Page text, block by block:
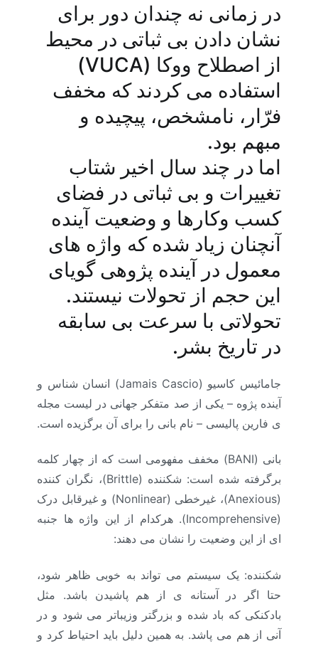
در زمانی نه چندان دور برای
نشان دادن بی ثباتی در محیط
از اصطلاح ووکا (VUCA)
استفاده می کردند که مخفف
فرّار، نامشخص، پیچیده و
مبهم بود.
اما در چند سال اخیر شتاب
تغییرات و بی ثباتی در فضای
کسب وکارها و وضعیت آینده
آنچنان زیاد شده که واژه های
معمول در آینده پژوهی گویای
این حجم از تحولات نیستند.
تحولاتی با سرعت بی سابقه
در تاریخ بشر.
جامائیس کاسیو (Jamais Cascio) انسان شناس و
آینده پژوه – یکی از صد متفکر جهانی در لیست مجله
ی فارین پالیسی – نام بانی را برای آن برگزیده است.
بانی (BANI) مخفف مفهومی است که از چهار کلمه
برگرفته شده است: شکننده (Brittle)، نگران کننده
(Anexious)، غیرخطی (Nonlinear) و غیرقابل درک
(Incomprehensive). هرکدام از این واژه ها جنبه
ای از این وضعیت را نشان می دهند:
شکننده: یک سیستم می تواند به خوبی ظاهر شود،
حتا اگر در آستانه ی از هم پاشیدن باشد. مثل
بادکنکی که باد شده و بزرگتر وزیباتر می شود و در
آنی از هم می پاشد. به همین دلیل باید احتیاط کرد و